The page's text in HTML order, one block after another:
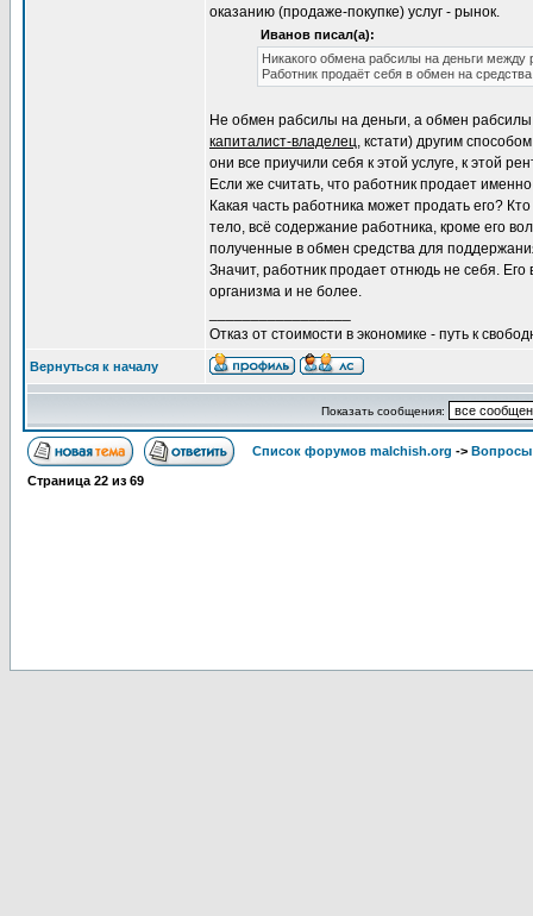
оказанию (продаже-покупке) услуг - рынок.
Иванов писал(а):
Никакого обмена рабсилы на деньги между
Работник продаёт себя в обмен на
Не обмен рабсилы на деньги, а обмен
капиталист-владелец, кстати) другим
они все приучили себя к этой услуге, к этой
Если же считать, что работник продает
Какая часть работника может продать его?
тело, всё содержание работника, кроме его
полученные в обмен средства для
Значит, работник продает отнюдь не себя.
организма и не более.
Отказ от стоимости в экономике - путь к
Вернуться к началу
Показать сообщения:
Список форумов malchish.org -> Вопросы
Страница 22 из 69